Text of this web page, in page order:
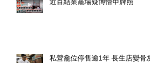
私營龕位停售逾1年 長生店變骨灰